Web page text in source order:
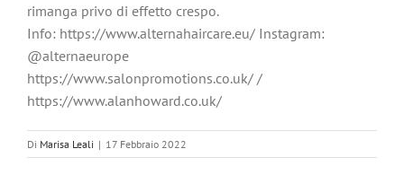
rimanga privo di effetto crespo.
Info: https://www.alternahaircare.eu/ Instagram:
@alternaeurope
https://www.salonpromotions.co.uk/ /
https://www.alanhoward.co.uk/
Di Marisa Leali | 17 Febbraio 2022